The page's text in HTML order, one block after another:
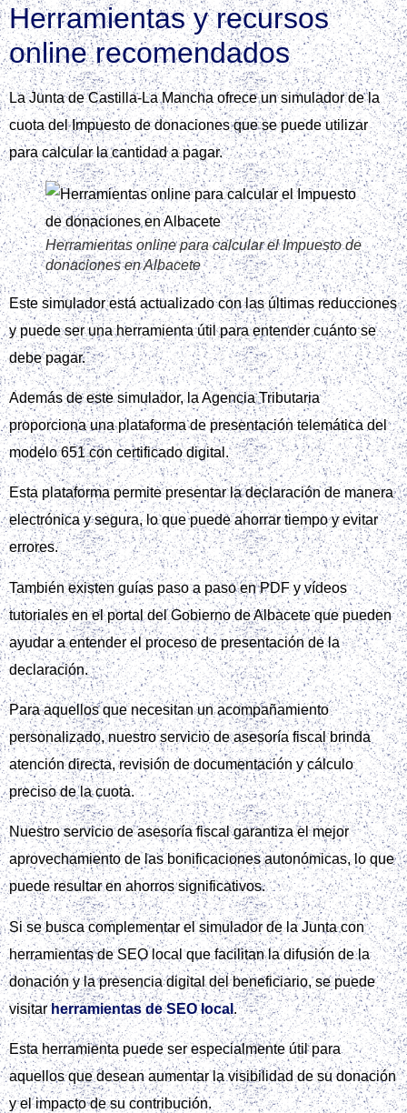
Herramientas y recursos
online recomendados
La Junta de Castilla-La Mancha ofrece un simulador de la
cuota del Impuesto de donaciones que se puede utilizar
para calcular la cantidad a pagar.
Herramientas online para calcular el Impuesto de
donaciones en Albacete
Este simulador está actualizado con las últimas reducciones
y puede ser una herramienta útil para entender cuánto se
debe pagar.
Además de este simulador, la Agencia Tributaria
proporciona una plataforma de presentación telemática del
modelo 651 con certificado digital.
Esta plataforma permite presentar la declaración de manera
electrónica y segura, lo que puede ahorrar tiempo y evitar
errores.
También existen guías paso a paso en PDF y vídeos
tutoriales en el portal del Gobierno de Albacete que pueden
ayudar a entender el proceso de presentación de la
declaración.
Para aquellos que necesitan un acompañamiento
personalizado, nuestro servicio de asesoría fiscal brinda
atención directa, revisión de documentación y cálculo
preciso de la cuota.
Nuestro servicio de asesoría fiscal garantiza el mejor
aprovechamiento de las bonificaciones autonómicas, lo que
puede resultar en ahorros significativos.
Si se busca complementar el simulador de la Junta con
herramientas de SEO local que facilitan la difusión de la
donación y la presencia digital del beneficiario, se puede
visitarherramientas de SEO local.
Esta herramienta puede ser especialmente útil para
aquellos que desean aumentar la visibilidad de su donación
y el impacto de su contribución.